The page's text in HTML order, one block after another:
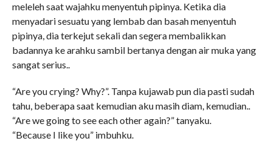
meleleh saat wajahku menyentuh pipinya. Ketika dia
menyadari sesuatu yang lembab dan basah menyentuh
pipinya, dia terkejut sekali dan segera membalikkan
badannya ke arahku sambil bertanya dengan air muka yang
sangat serius..
“Are you crying? Why?”. Tanpa kujawab pun dia pasti sudah
tahu, beberapa saat kemudian aku masih diam, kemudian..
“Are we going to see each other again?” tanyaku.
“Because I like you” imbuhku.